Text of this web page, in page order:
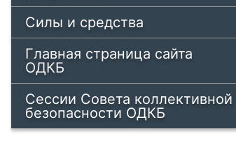
Силы и средства
Главная страница сайта
ОДКБ
Сессии Совета коллективной
безопасности ОДКБ